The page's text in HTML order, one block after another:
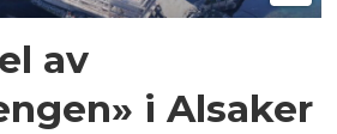
av
i Alsaker